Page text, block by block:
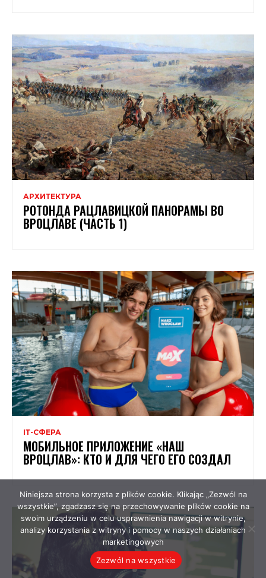
АРХИТЕКТУРА
РОТОНДА РАЦЛАВИЦКОЙ ПАНОРАМЫ ВО
ВРОЦЛАВЕ (ЧАСТЬ 1)
ІТ-СФЕРА
МОБИЛЬНОЕ ПРИЛОЖЕНИЕ «НАШ
ВРОЦЛАВ»: КТО И ДЛЯ ЧЕГО ЕГО СОЗДАЛ
Niniejsza strona korzysta z plików cookie. Klikając „Zezwól na
wszystkie”, zgadzasz się na przechowywanie plików cookie na
swoim urządzeniu w celu usprawnienia nawigacji w witrynie,
analizy korzystania z witryny i pomocy w naszych działaniach
marketingowych
Zezwól na wszystkie